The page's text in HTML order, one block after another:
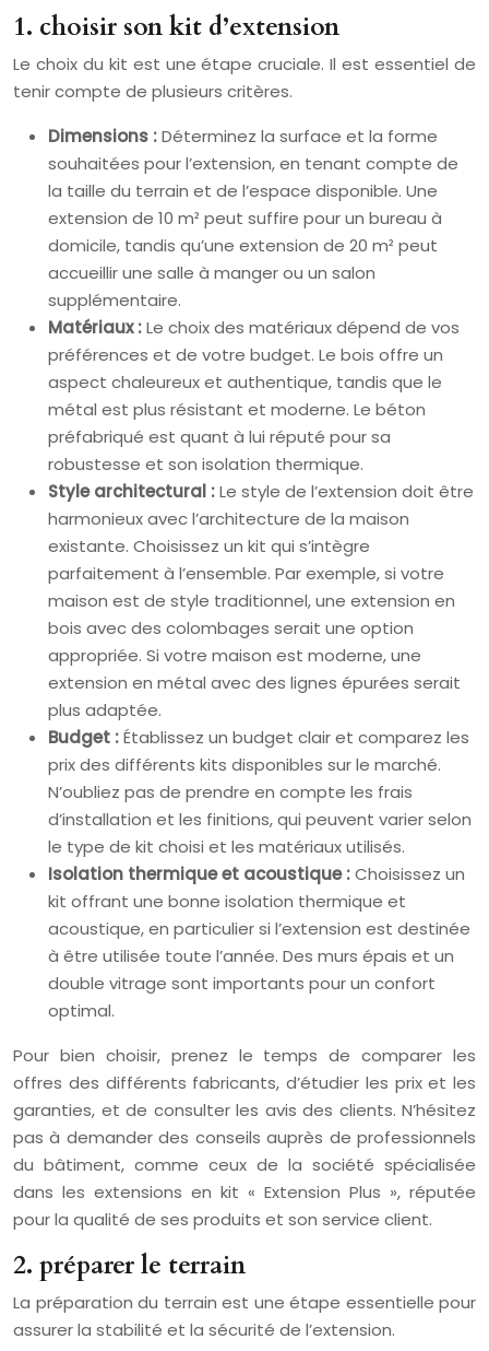
1. choisir son kit d’extension
Le choix du kit est une étape cruciale. Il est essentiel de
tenir compte de plusieurs critères.
Dimensions :Déterminez la surface et la forme
souhaitées pour l’extension, en tenant compte de
la taille du terrain et de l’espace disponible. Une
extension de 10 m² peut suffire pour un bureau à
domicile, tandis qu’une extension de 20 m² peut
accueillir une salle à manger ou un salon
supplémentaire.
Matériaux :Le choix des matériaux dépend de vos
préférences et de votre budget. Le bois offre un
aspect chaleureux et authentique, tandis que le
métal est plus résistant et moderne. Le béton
préfabriqué est quant à lui réputé pour sa
robustesse et son isolation thermique.
Style architectural :Le style de l’extension doit être
harmonieux avec l’architecture de la maison
existante. Choisissez un kit qui s’intègre
parfaitement à l’ensemble. Par exemple, si votre
maison est de style traditionnel, une extension en
bois avec des colombages serait une option
appropriée. Si votre maison est moderne, une
extension en métal avec des lignes épurées serait
plus adaptée.
Budget :Établissez un budget clair et comparez les
prix des différents kits disponibles sur le marché.
N’oubliez pas de prendre en compte les frais
d’installation et les finitions, qui peuvent varier selon
le type de kit choisi et les matériaux utilisés.
Isolation thermique et acoustique :Choisissez un
kit offrant une bonne isolation thermique et
acoustique, en particulier si l’extension est destinée
à être utilisée toute l’année. Des murs épais et un
double vitrage sont importants pour un confort
optimal.
Pour bien choisir, prenez le temps de comparer les
offres des différents fabricants, d’étudier les prix et les
garanties, et de consulter les avis des clients. N’hésitez
pas à demander des conseils auprès de professionnels
du bâtiment, comme ceux de la société spécialisée
dans les extensions en kit « Extension Plus », réputée
pour la qualité de ses produits et son service client.
2. préparer le terrain
La préparation du terrain est une étape essentielle pour
assurer la stabilité et la sécurité de l’extension.